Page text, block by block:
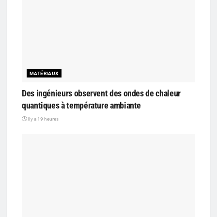
MATÉRIAUX
Des ingénieurs observent des ondes de chaleur
quantiques à température ambiante
il y a 19 heures